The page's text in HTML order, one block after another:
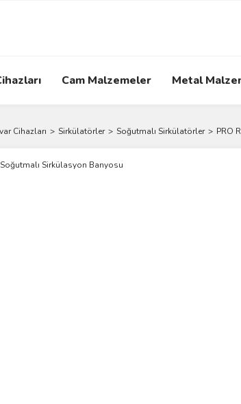
Cam Malzemeler Metal
Cihazları Sirkülatörler Soğutmalı Sirkülatörler PRO